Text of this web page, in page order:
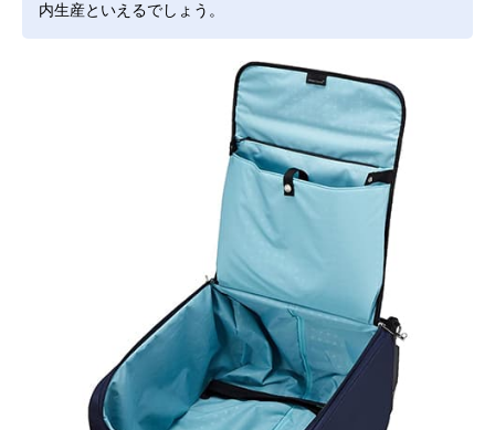
内生産といえるでしょう。